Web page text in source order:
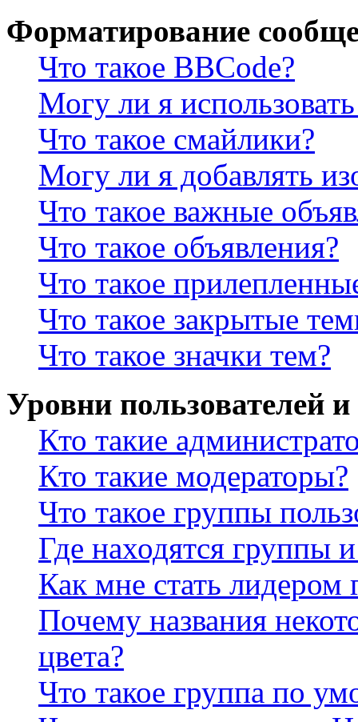
Форматирование
Что такое BBCode?
Могу ли я
Что такое смайлики?
Могу ли я добавлять
Что такое важные
Что такое объявления?
Что такое
Что такое закрытые
Что такое значки тем?
Уровни пользователей
Кто такие
Кто такие модераторы?
Что такое группы
Где находятся группы
Как мне стать лидером
Почему названия
цвета?
Что такое группа по